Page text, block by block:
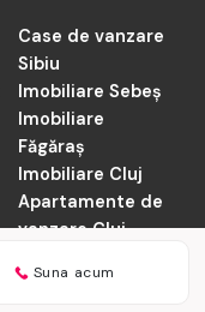
Suna acum
Case de vanzare
Sibiu
Imobiliare Sebeș
Imobiliare
Făgăraș
Imobiliare Cluj
Apartamente de
vanzare Cluj-